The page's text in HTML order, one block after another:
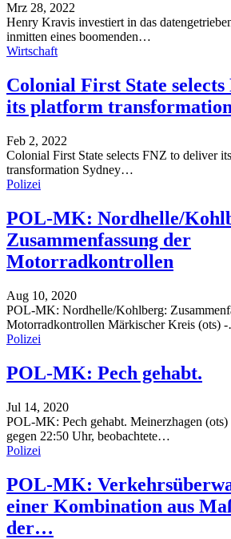
Mrz 28, 2022
Henry Kravis investiert in das
inmitten eines boomenden…
Wirtschaft
Colonial First State
its platform transformation
Feb 2, 2022
Colonial First State selects FNZ to deliver
transformation Sydney…
Polizei
POL-MK: Nordhelle/
Zusammenfassung der
Motorradkontrollen
Aug 10, 2020
POL-MK: Nordhelle/Kohlberg:
Motorradkontrollen Märkischer Kreis (ots) -
Polizei
POL-MK: Pech gehabt.
Jul 14, 2020
POL-MK: Pech gehabt. Meinerzhagen
gegen 22:50 Uhr, beobachtete…
Polizei
POL-MK:
einer Kombination aus
der…